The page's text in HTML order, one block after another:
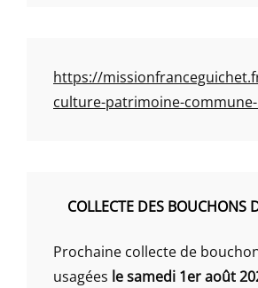
https://
culture-patrimoine-
COLLECTE DES BOUCHONS
Prochaine collecte de
usagées le samedi 1er août